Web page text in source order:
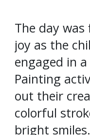
The day
joy as the
engaged in
Painting
out their
colorful
bright smiles.